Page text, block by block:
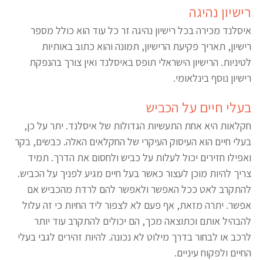
רישיון נהיגה
איסלנד מכירה בכל רישיון נהיגה זר כל עוד הוא כולל מספר
רישיון, תאריך פקיעת הרישיון, תמונה והוא כתוב באותיות
לטיניות. הרישיון הישראלי תופס באיסלנד ואין צורך בהנפקת
רישיון נוסף בינלאומי.
בעלי חיים על הכביש
חקלאות היא אחת התעשיות הגדולות של איסלנד. יתר על כן,
בעלי חיים הוא העיסוק העיקרי של החקלאים האלה. כבשים, בקר
ואפילו חזירים יכול לעלות על כביש ולחסום את הדרך. תמיד
צריך להיות מוכן לעצור כאשר בעל חיים מגיע לפניך על הכביש.
להתקרב לאט ככל האפשר ולאפשר להם לרדת מהכביש אם
אפשר. יתרה מזאת, אף פעם לא לצפור ליד החיות כי זה עלול
להבהיל אותם וכתוצאה מכך, הם יכולים להתקרב עוד יותר
לרכב או לבחור בדרך מילוט לא נכונה. להיות זהירים לגבי בעלי
החיים ולפקוח עיניים.